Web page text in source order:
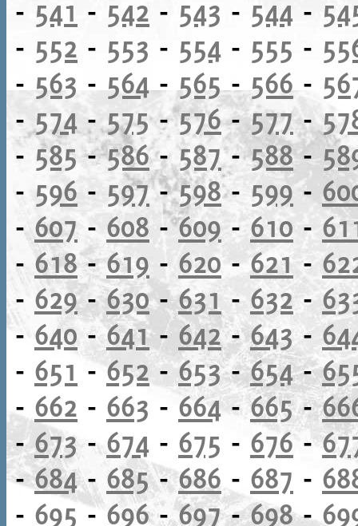
- 541 - 542 - 543 - 544 -
- 552 - 553 - 554 - 555 -
- 563 -564-565-566-
- 574 - 575-576-577-
- 585-586-587-588-
- 596 - 597-598- 599-
- 607 - 608 -609- 610 -
- 618-619 - 620-621 -
- 629-630-631 - 632 -
- 640 -641- 642-643-
- 651 -652 -653-654-
- 662 - 663 - 664-665-
-673-674 - 675 - 676-
-684- 685-686 - 687 -
- 695-696-697-698-